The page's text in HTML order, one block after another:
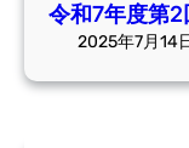
令和7年度第2
2025年7月14